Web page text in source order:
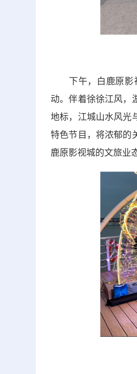
下午，白鹿原影视
动。伴着徐徐江风，
地标，江城山水风光
特色节目，将浓郁的
鹿原影视城的文旅业